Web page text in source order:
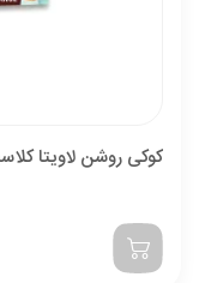
کوکی روشن لاویتا کلاسیک